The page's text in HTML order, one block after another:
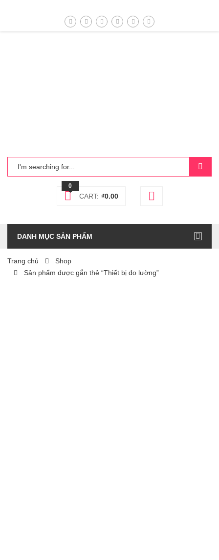
0
CART: ₫0.00
DANH MỤC SẢN PHẨM
Trang chủ
Shop
Sản phẩm được gắn thẻ “Thiết bị đo lường”